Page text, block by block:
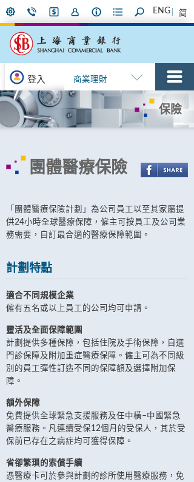
ENG 简
登入 商業理財
保險
團體醫療保險
「團體醫療保險計劃」為公司員工以至其家屬提
供24小時全球醫療保障，僱主可按員工及公司業
務需要，自訂最合適的醫療保障範圍。
計劃特點
適合不同規模企業
僱有五名或以上員工的公司均可申請。
靈活及全面保障範圍
計劃提供多種保障，包括住院及手術保障，自選
門診保障及附加重症醫療保障。僱主可為不同級
別的員工彈性訂造不同的保障額及選擇附加保
障。
額外保障
免費提供全球緊急支援服務及任中橫–中國緊急
醫療服務。凡連續受保12個月的受保人，其於受
保前已存在之病症均可獲得保障。
省卻繁瑣的索償手續
憑醫療卡可於參與計劃的診所使用醫療服務，免